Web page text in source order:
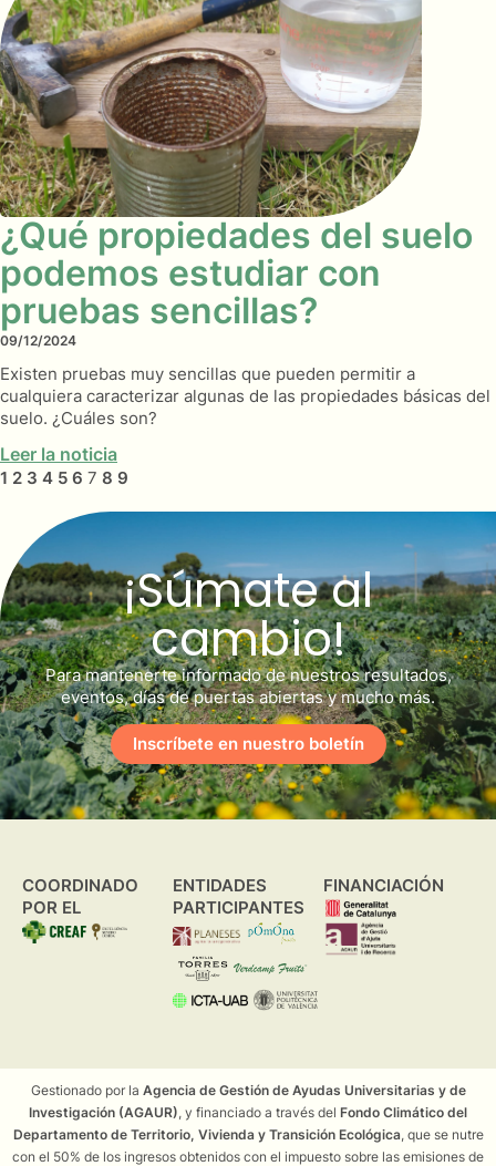
¿Qué propiedades del suelo
podemos estudiar con
pruebas sencillas?
09/12/2024
Existen pruebas muy sencillas que pueden permitir a
cualquiera caracterizar algunas de las propiedades básicas del
suelo. ¿Cuáles son?
Leer la noticia
1 2 3 4 5 6 7 8 9
¡Súmate al
cambio!
Para mantenerte informado de nuestros resultados,
eventos, días de puertas abiertas y mucho más.
Inscríbete en nuestro boletín
COORDINADO
POR EL
ENTIDADES
PARTICIPANTES
FINANCIACIÓN
Gestionado por la Agencia de Gestión de Ayudas Universitarias y de
Investigación (AGAUR) , y financiado a través del Fondo Climático del
Departamento de Territorio, Vivienda y Transición Ecológica , que se nutre
con el 50% de los ingresos obtenidos con el impuesto sobre las emisiones de